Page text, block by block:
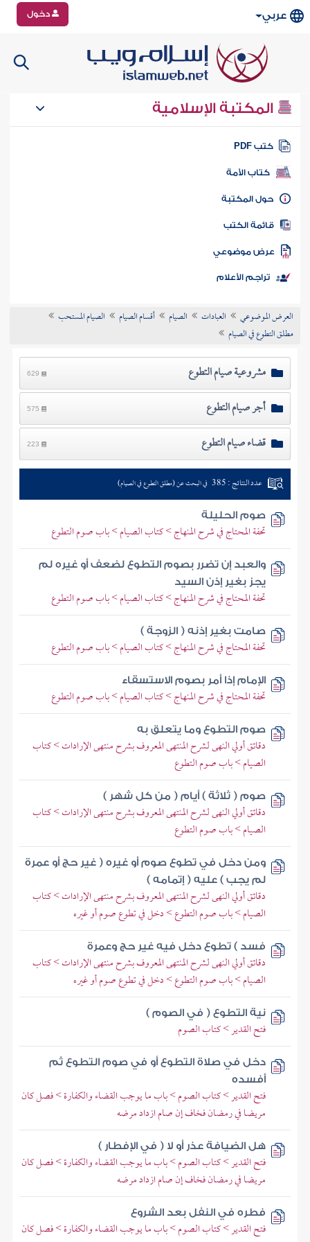
عربي دخول
المكتبة الإسلامية
كتب PDF
كتاب الأمة
المكتبة
الكتب
موضوعي
تراجم الأعلام
العرض الموضوعي العبادات الصيام أقسام الصيام
الصيام المستحب
مطلق التطوع في الصيام
مشروعية صيام التطوع 629
أجر صيام التطوع 575
قضاء صيام التطوع 223
عدد النتائج : 385 في البحث عن (مطلق التطوع في الصيام)
صوم الحليلة
تحفة المحتاج في شرح المنهاج > كتاب الصيام > باب صوم التطوع
والعبد إن تضرر بصوم التطوع لضعف أو غيره لم
يجز بغير إذن السيد
تحفة المحتاج في شرح المنهاج > كتاب الصيام > باب صوم التطوع
صامت بغير إذنه ( الزوجة )
تحفة المحتاج في شرح المنهاج > كتاب الصيام > باب صوم التطوع
الإمام إذا أمر بصوم الاستسقاء
تحفة المحتاج في شرح المنهاج > كتاب الصيام > باب صوم التطوع
صوم التطوع وما يتعلق به
دقائق أولي النهى لشرح المنتهى المعروف بشرح منتهى الإرادات > كتاب
الصيام > باب صوم التطوع
صوم ( ثلاثة ) أيام ( من كل شهر )
دقائق أولي النهى لشرح المنتهى المعروف بشرح منتهى الإرادات > كتاب
الصيام > باب صوم التطوع
ومن دخل في تطوع صوم أو غيره ( غير حج أو عمرة
لم يجب ) عليه ( إتمامه )
دقائق أولي النهى لشرح المنتهى المعروف بشرح منتهى الإرادات > كتاب
الصيام > باب صوم التطوع > دخل في تطوع صوم أو غيره
فسد ) تطوع دخل فيه غير حج وعمرة
دقائق أولي النهى لشرح المنتهى المعروف بشرح منتهى الإرادات > كتاب
الصيام > باب صوم التطوع > دخل في تطوع صوم أو غيره
نية التطوع ( في الصوم )
فتح القدير > كتاب الصوم
دخل في صلاة التطوع أو في صوم التطوع ثم
أفسده
فتح القدير > كتاب الصوم > باب ما يوجب القضاء والكفارة > فصل كان
مريضا في رمضان فخاف إن صام ازداد مرضه
هل الضيافة عذر أو لا ( في الإفطار )
فتح القدير > كتاب الصوم > باب ما يوجب القضاء والكفارة > فصل كان
مريضا في رمضان فخاف إن صام ازداد مرضه
فطره في النفل بعد الشروع
فتح القدير > كتاب الصوم > باب ما يوجب القضاء والكفارة > فصل كان